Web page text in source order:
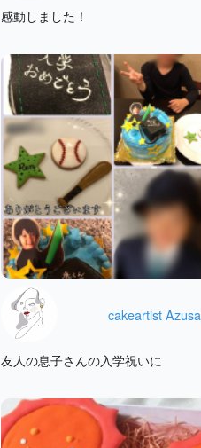
感動しました！
cakeartist Azusa
友人の息子さんの入学祝いに